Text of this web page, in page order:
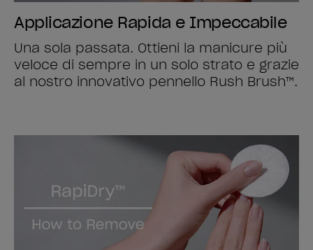
Applicazione Rapida e Impeccabile
Una sola passata. Ottieni la manicure più
veloce di sempre in un solo strato e grazie
al nostro innovativo pennello Rush Brush™.